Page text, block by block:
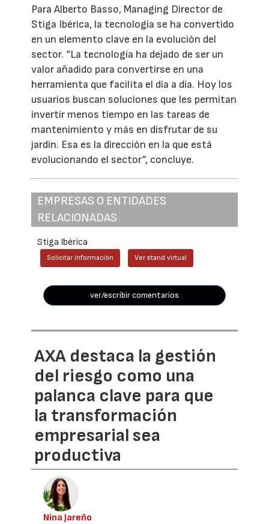
Para Alberto Basso, Managing Director de
Stiga Ibérica, la tecnología se ha convertido
en un elemento clave en la evolución del
sector. “La tecnología ha dejado de ser un
valor añadido para convertirse en una
herramienta que facilita el día a día. Hoy los
usuarios buscan soluciones que les permitan
invertir menos tiempo en las tareas de
mantenimiento y más en disfrutar de su
jardín. Esa es la dirección en la que está
evolucionando el sector”, concluye.
EMPRESAS O ENTIDADES
RELACIONADAS
Stiga Ibérica
Solicitar información Ver stand virtual
ver/escribir comentarios
AXA destaca la gestión
del riesgo como una
palanca clave para que
la transformación
empresarial sea
productiva
Nina Jareño